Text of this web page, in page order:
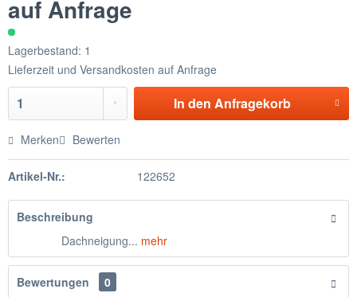
auf Anfrage
Lagerbestand: 1
Lieferzeit und Versandkosten auf Anfrage
In den Anfragekorb
Merken Bewerten
Artikel-Nr.: 122652
Beschreibung
Dachneigung... mehr
Bewertungen
0